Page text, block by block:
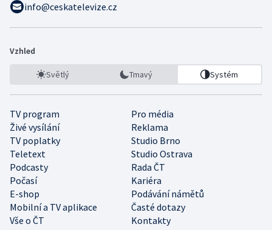
info@ceskatelevize.cz
Vzhled
Světlý Tmavý Systém
TV program
Pro média
Živé vysílání
Reklama
TV poplatky
Studio Brno
Teletext
Studio Ostrava
Podcasty
Rada ČT
Počasí
Kariéra
E-shop
Podávání námětů
Mobilní a TV aplikace
Časté dotazy
Vše o ČT
Kontakty